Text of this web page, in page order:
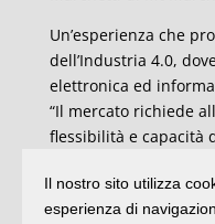
Un’esperienza che
dell’Industria 4.0,
elettronica ed
“Il mercato richiede
flessibilità e capacità
evoluzione. Il mondo
ad adattarsi a questi
Il nostro sito utilizza
esperienza di